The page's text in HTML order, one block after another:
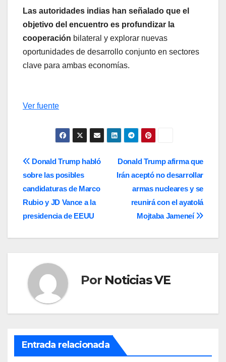
Las autoridades indias han señalado que el
objetivo del encuentro es profundizar la
cooperación bilateral y explorar nuevas
oportunidades de desarrollo conjunto en sectores
clave para ambas economías.
Ver fuente
Navegación
de
entradas
Donald Trump afirma que
Irán aceptó no desarrollar
armas nucleares y se
reunirá con el ayatolá
Mojtaba Jameneí
Donald Trump habló
sobre las posibles
candidaturas de Marco
Rubio y JD Vance a la
presidencia de EEUU
Por Noticias VE
Entrada relacionada